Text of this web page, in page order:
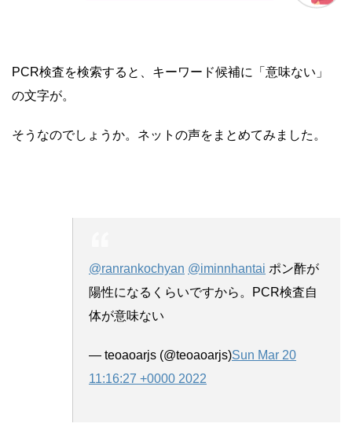
PCR検査を検索すると、キーワード候補に「意味ない」
の文字が。
そうなのでしょうか。ネットの声をまとめてみました。
@ranrankochyan @iminnhantai ポン酢が
陽性になるくらいですから。PCR検査自
体が意味ない
— teoaoarjs (@teoaoarjs)Sun Mar 20
11:16:27 +0000 2022